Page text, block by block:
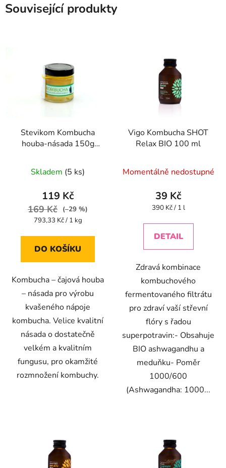
Související produkty
Stevikom Kombucha
houba-násada 150g
Stevikom 150 g
hodnocení
produktu
je
4,4
5
Skladem (5 ks)
119 Kč
169 Kč
(–29 %)
Měrná
793,33 Kč / 1 kg
DO KOŠÍKU
Kombucha – čajová houba
– násada pro výrobu
kvašeného nápoje
kombucha. Velice kvalitní
násada o dostatečně
velkém a kvalitním
fungusu, pro okamžité
rozmnožení kombuchy.
Vigo Kombucha SHOT
Relax BIO 100 ml
Momentálně nedostupné
39 Kč
Měrná
390 Kč / 1 l
DETAIL
Zdravá kombinace
kombuchového
fermentovaného filtrátu
pro zdraví vaší střevní
flóry s řadou
superpotravin:- Obsahuje
BIO ashwagandhu a
meduňku- Poměr
1000/600
(Ashwagandha: 1000...